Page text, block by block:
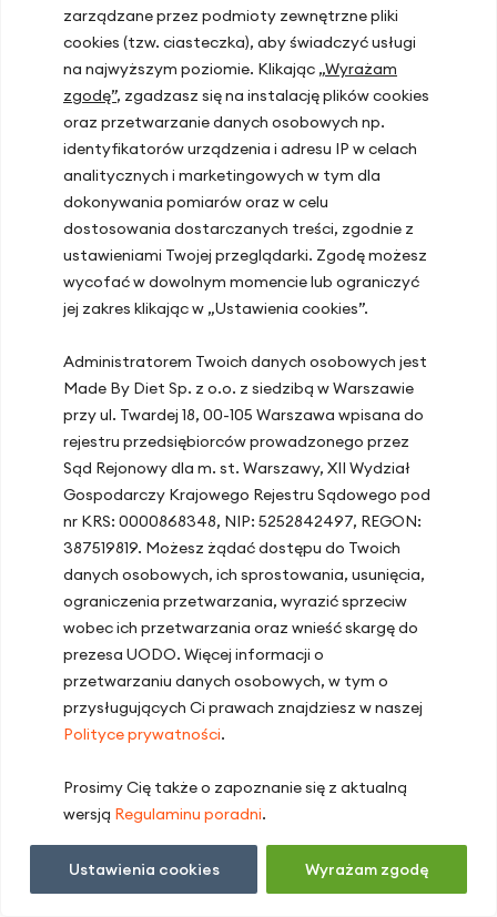
zarządzane przez podmioty zewnętrzne pliki
cookies (tzw. ciasteczka), aby świadczyć usługi
na najwyższym poziomie. Klikając „Wyrażam
zgodę”, zgadzasz się na instalację plików cookies
oraz przetwarzanie danych osobowych np.
identyfikatorów urządzenia i adresu IP w celach
analitycznych i marketingowych w tym dla
dokonywania pomiarów oraz w celu
dostosowania dostarczanych treści, zgodnie z
ustawieniami Twojej przeglądarki. Zgodę możesz
wycofać w dowolnym momencie lub ograniczyć
jej zakres klikając w „Ustawienia cookies”.
Administratorem Twoich danych osobowych jest
Made By Diet Sp. z o.o. z siedzibą w Warszawie
przy ul. Twardej 18, 00-105 Warszawa wpisana do
rejestru przedsiębiorców prowadzonego przez
Sąd Rejonowy dla m. st. Warszawy, XII Wydział
Gospodarczy Krajowego Rejestru Sądowego pod
nr KRS: 0000868348, NIP: 5252842497, REGON:
387519819. Możesz żądać dostępu do Twoich
danych osobowych, ich sprostowania, usunięcia,
ograniczenia przetwarzania, wyrazić sprzeciw
wobec ich przetwarzania oraz wnieść skargę do
prezesa UODO. Więcej informacji o
przetwarzaniu danych osobowych, w tym o
przysługujących Ci prawach znajdziesz w naszej
Polityce prywatności.
Prosimy Cię także o zapoznanie się z aktualną
wersją Regulaminu poradni.
Ustawienia cookies Wyrażam zgodę
Funkcjonowanie układu odpornościowego jest ściśle
powiązane z gospodarką hormonalną organizmu.
Hormony regulują zarówno mechanizmy obronne, jak
i procesy zapalne, wpływając na skuteczność reakcji
immunologicznej. Kluczową rolę w tym kontekście
odgrywająmelatonina, kortyzol i insulina.
Melatonina – wsparcie dla odporności
podczas snu
Melatonina, hormon produkowany głównie w nocy
przez szyszynkę, pełni istotną funkcję w regulacji
rytmu dobowego. Jej odpowiedni poziom nie tylko
immunologiczne. Melatonina wykazuje właściwości
przeciwzapalne i antyoksydacyjne, a jej niedobór
może prowadzić do osłabienia odpowiedzi
odpornościowej oraz zwiększonej podatności na
infekcje.
Kortyzol – wpływ stresu na odporność
Kortyzol, znany jako hormon stresu, w
krótkotrwałych sytuacjach działa korzystnie,
tłumiąc nadmierne reakcje zapalne. Jednak
przewlekły stres i długotrwale podwyższony poziom
kortyzolu mogą prowadzić do osłabienia odporności,
zmniejszonej produkcji limfocytów i większej
podatności na infekcje. Zaburzenia rytmu
dobowego, brak regenerującego snu oraz przewlekły
przysadka–nadnercza, co dodatkowo osłabia układ
immunologiczny.
Insulina – równowaga metaboliczna a
odporność